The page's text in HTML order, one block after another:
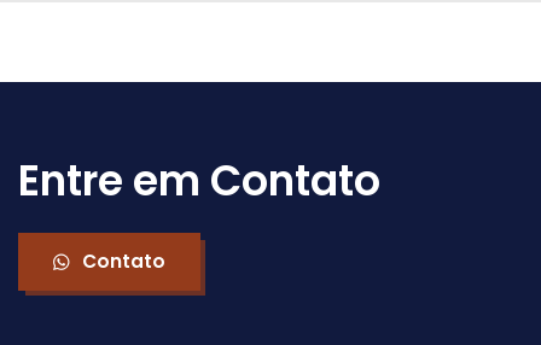
Entre em Contato
Contato